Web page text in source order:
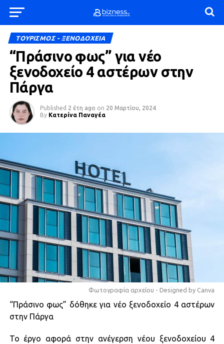
ΤΟΥΡΙΣΜΟΣ - ΞΕΝΟΔΟΧΕΙΑ
“Πράσινο φως” για νέο
ξενοδοχείο 4 αστέρων στην
Πάργα
Published 2 έτη ago on 20 Μαρτίου, 2024
By Κατερίνα Παναγέα
Φωτογραφία αρχείου - Designed by Canva
“Πράσινο φως” δόθηκε για νέο ξενοδοχείο 4 αστέρων
στην Πάργα
Το έργο αφορά στην ανέγερση νέου ξενοδοχείου 4